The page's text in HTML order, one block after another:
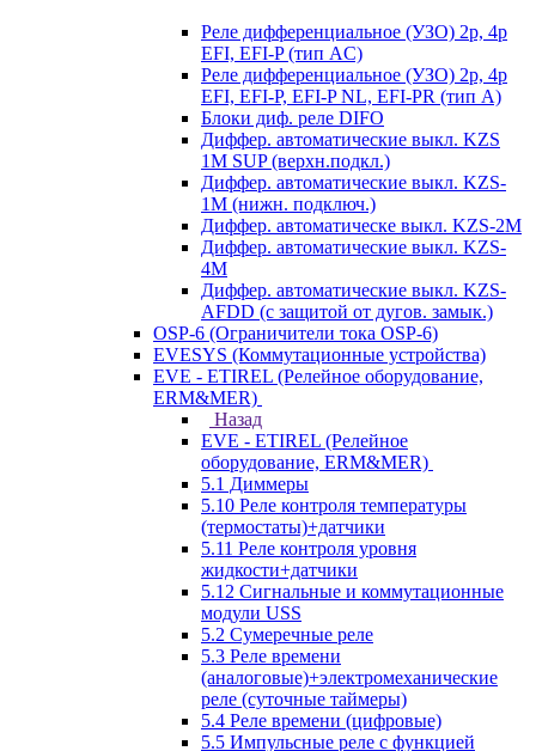
Реле дифференциальное (УЗО) 2р, 4р
EFI, EFI-P (тип AС)
Реле дифференциальное (УЗО) 2р, 4р
EFI, EFI-P, EFI-P NL, EFI-PR (тип A)
Блоки диф. реле DIFO
Диффер. автоматические выкл. KZS
1M SUP (верхн.подкл.)
Диффер. автоматические выкл. KZS-
1M (нижн. подключ.)
Диффер. автоматическе выкл. KZS-2M
Диффер. автоматические выкл. KZS-
4M
Диффер. автоматические выкл. KZS-
AFDD (с защитой от дугов. замык.)
OSP-6 (Ограничители тока OSP-6)
EVESYS (Коммутационные устройства)
EVE - ETIREL (Релейное оборудование,
ERM&MER)
Назад
EVE - ETIREL (Релейное
оборудование, ERM&MER)
5.1 Диммеры
5.10 Реле контроля температуры
(термостаты)+датчики
5.11 Реле контроля уровня
жидкости+датчики
5.12 Сигнальные и коммутационные
модули USS
5.2 Сумеречные реле
5.3 Реле времени
(аналоговые)+электромеханические
реле (суточные таймеры)
5.4 Реле времени (цифровые)
5.5 Импульсные реле с функцией